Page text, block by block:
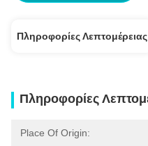
Πληροφορίες Λεπτομέρειας
Πληροφορίες
Place Of Origin: